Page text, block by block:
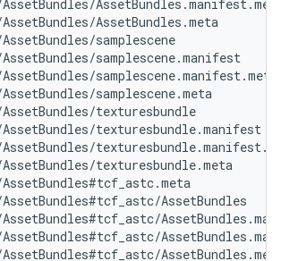
AssetBundles.meta
samplescene
samplescene.manifest
samplescene.manifest.meta
samplescene.meta
texturesbundle
texturesbundle.manifest
texturesbundle.meta
AssetBundles